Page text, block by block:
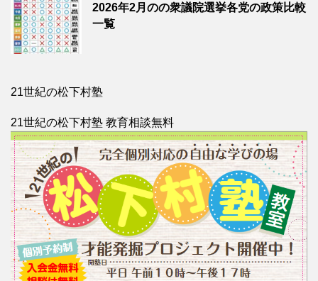
2026年2月のの衆議院選挙各党の政策比較
一覧
21世紀の松下村塾
21世紀の松下村塾 教育相談無料